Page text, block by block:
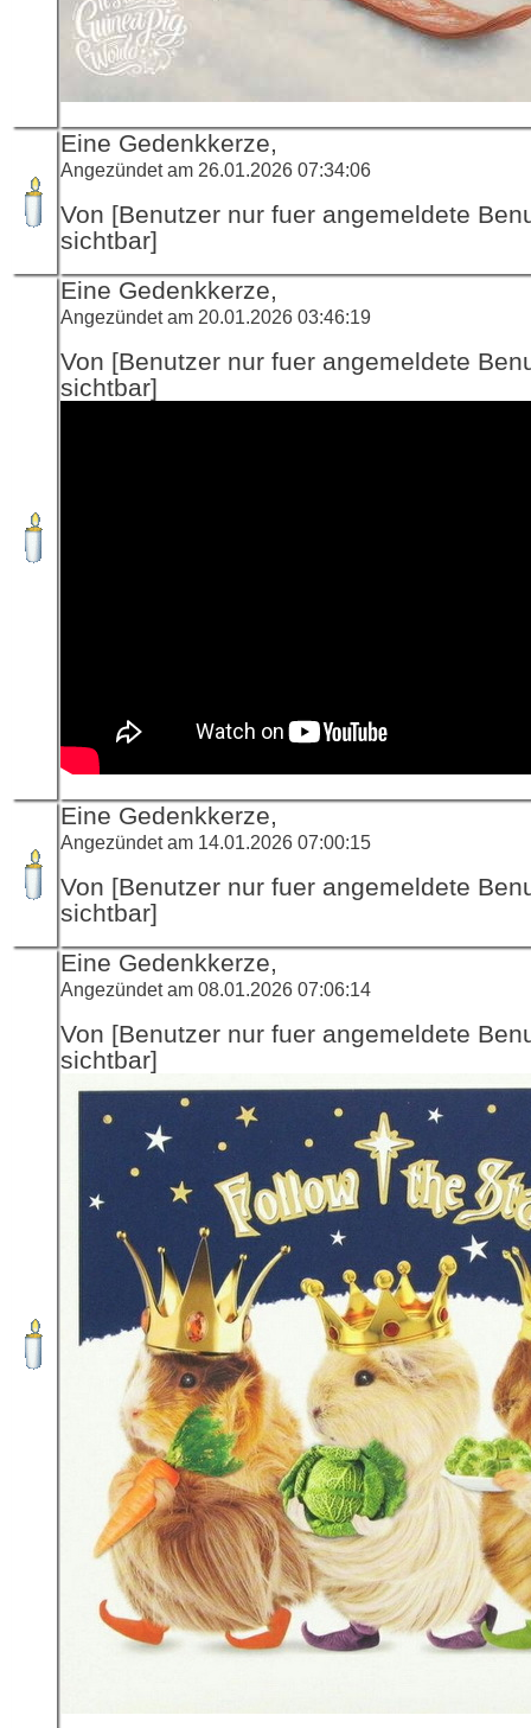
Eine Gedenkkerze,
Angezündet am 26.01.2026 07:34:06
Von [Benutzer nur fuer angemeldete
sichtbar]
Eine Gedenkkerze,
Angezündet am 20.01.2026 03:46:19
Von [Benutzer nur fuer angemeldete
sichtbar]
Eine Gedenkkerze,
Angezündet am 14.01.2026 07:00:15
Von [Benutzer nur fuer angemeldete
sichtbar]
Eine Gedenkkerze,
Angezündet am 08.01.2026 07:06:14
Von [Benutzer nur fuer angemeldete
sichtbar]